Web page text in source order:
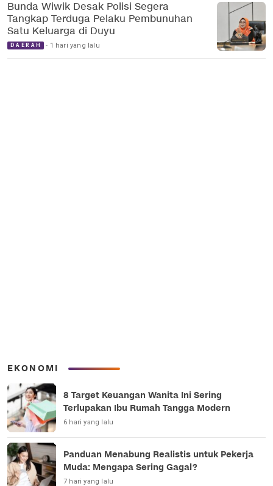
Bunda Wiwik Desak Polisi Segera
Tangkap Terduga Pelaku Pembunuhan
Satu Keluarga di Duyu
DAERAH 1 hari yang lalu
EKONOMI
8 Target Keuangan Wanita Ini Sering
Terlupakan Ibu Rumah Tangga Modern
6 hari yang lalu
Panduan Menabung Realistis untuk Pekerja
Muda: Mengapa Sering Gagal?
7 hari yang lalu